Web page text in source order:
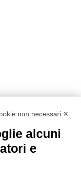
non necessari ✕
alcuni
e